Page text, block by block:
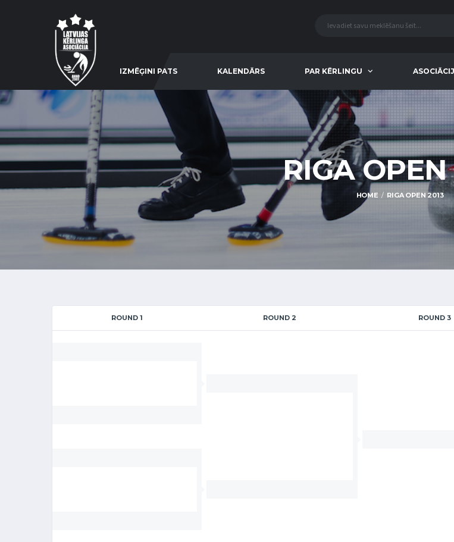
IZMĒĢINI PATS KALENDĀRS PAR KĒRLINGU
RIGA OPEN
HOME RIGA OPEN 2013
ROUND 1 ROUND 2 ROUND 3